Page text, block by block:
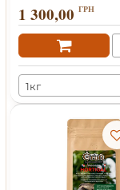
1 300,00 ГРН
1кг